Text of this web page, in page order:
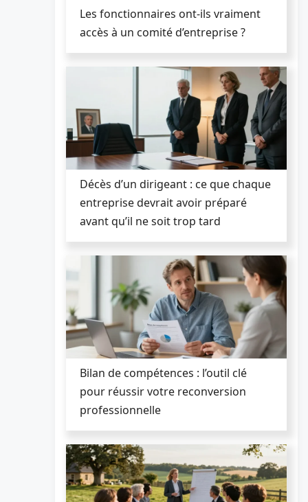
Les fonctionnaires ont-ils vraiment
accès à un comité d’entreprise ?
Décès d’un dirigeant : ce que chaque
entreprise devrait avoir préparé
avant qu’il ne soit trop tard
Bilan de compétences : l’outil clé
pour réussir votre reconversion
professionnelle